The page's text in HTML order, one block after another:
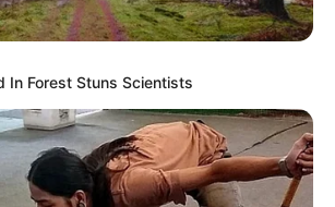
In Forest Stuns Scientists